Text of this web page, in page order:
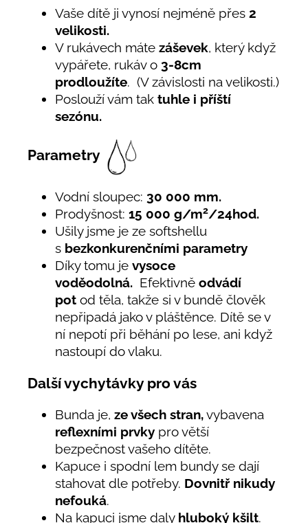
Vaše dítě ji vynosí nejméně přes 2
velikosti.
V rukávech máte záševek, který když
vypářete, rukáv o 3-8cm
prodloužíte. (V závislosti na velikosti.)
Poslouží vám tak tuhle i příští
sezónu.
Parametry
Vodní sloupec: 30 000 mm.
Prodyšnost: 15 000 g/m2/24hod.
Ušily jsme je ze softshellu
s bezkonkurenčními parametry
Díky tomu je vysoce
voděodolná. Efektivně odvádí
pot od těla, takže si v bundě člověk
nepřipadá jako v pláštěnce. Dítě se v
ní nepotí při běhání po lese, ani když
nastoupí do vlaku.
Další vychytávky pro vás
Bunda je, ze všech stran,vybavena
reflexními prvky pro větší
bezpečnost vašeho dítěte.
Kapuce i spodní lem bundy se dají
stahovat dle potřeby. Dovnitř nikudy
nefouká.
Na kapuci jsme daly hluboký kšilt.